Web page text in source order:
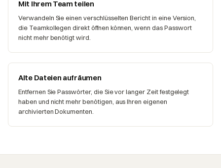
Mit Ihrem Team teilen
Verwandeln Sie einen verschlüsselten Bericht in eine Version,
die Teamkollegen direkt öffnen können, wenn das Passwort
nicht mehr benötigt wird.
Alte Dateien aufräumen
Entfernen Sie Passwörter, die Sie vor langer Zeit festgelegt
haben und nicht mehr benötigen, aus Ihren eigenen
archivierten Dokumenten.